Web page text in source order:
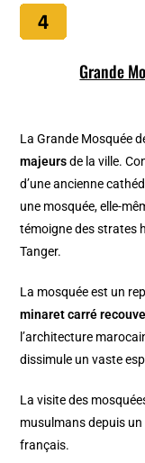
Grande
La Grande Mosquée
majeursde la ville.
d’une ancienne
une mosquée, elle-
témoigne des strates
Tanger.
La mosquée est un
minaret carré
l’architecture
dissimule un vaste
La visite des
musulmans depuis
français.